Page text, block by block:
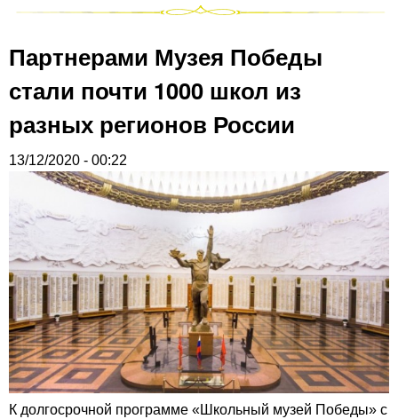
Партнерами Музея Победы
стали почти 1000 школ из
разных регионов России
13/12/2020 - 00:22
К долгосрочной программе «Школьный музей Победы» с